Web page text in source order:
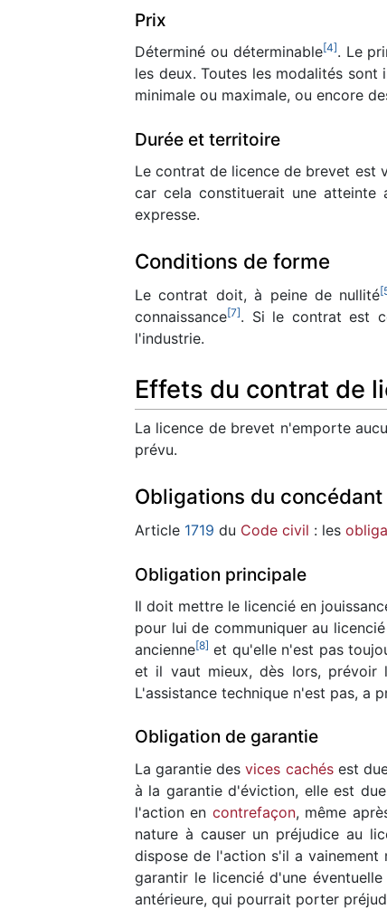
Prix
Déterminé ou déterminable[4]. Le
les deux. Toutes les modalités
minimale ou maximale, ou encore
Durée et territoire
Le contrat de licence de brevet est
car cela constituerait une atteinte
expresse.
Conditions de forme
Le contrat doit, à peine de nullité[
connaissance[7]. Si le contrat est
l'industrie.
Effets du contrat de
La licence de brevet n'emporte
prévu.
Obligations du
Article 1719 du Code civil : les
Obligation principale
Il doit mettre le licencié en
pour lui de communiquer au
ancienne[8] et qu'elle n'est pas
et il vaut mieux, dès lors, prévoir
L'assistance technique n'est pas, a
Obligation de garantie
La garantie desvices cachésest
à la garantie d'éviction, elle est
l'action en contrefaçon, même
nature à causer un préjudice au
dispose de l'action s'il a
garantir le licencié d'une
antérieure, qui pourrait porter